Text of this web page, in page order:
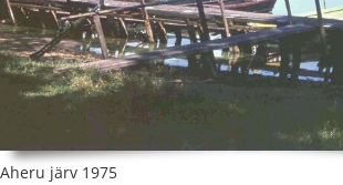
Aheru järv 1975